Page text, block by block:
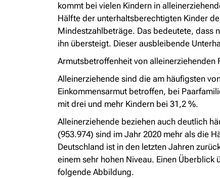
kommt bei vielen Kindern in
Hälfte der unterhaltsberechtigten Kinder
Mindestzahlbeträge. Das bedeutete, dass
ihn übersteigt. Dieser ausbleibende
Armutsbetroffenheit von alleinerziehenden
Alleinerziehende sind die am häufigsten
Einkommensarmut betroffen, bei
mit drei und mehr Kindern bei 31,2 %.
Alleinerziehende beziehen auch deutlich
(953.974) sind im Jahr 2020 mehr als die
Deutschland ist in den letzten Jahren
einem sehr hohen Niveau. Einen
folgende Abbildung.